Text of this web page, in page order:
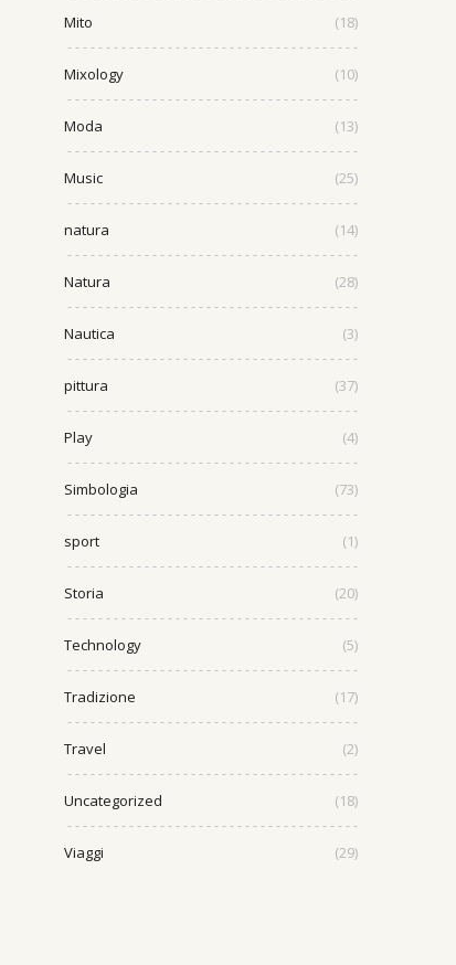
Mito (18)
Mixology (10)
Moda (13)
Music (25)
natura (14)
Natura (28)
Nautica (3)
pittura (37)
Play (4)
Simbologia (73)
sport (1)
Storia (20)
Technology (5)
Tradizione (17)
Travel (2)
Uncategorized (18)
Viaggi (29)